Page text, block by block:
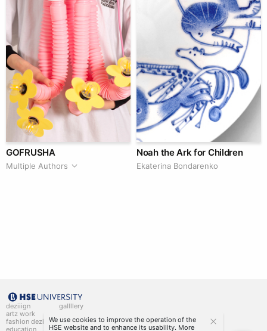
GOFRUSHA
Multiple Authors
Noah the Ark for Children
Ekaterina Bondarenko
deziiign
artz work
fashion deziiign
gallllery
kiiids.art
We use cookies to improve the operation of the
HSE website and to enhance its usability. More